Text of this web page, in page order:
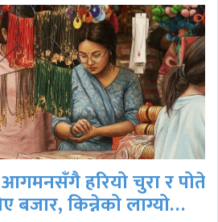
हरियो चुरा र पोतेले
किन्नेको लाग्यो…